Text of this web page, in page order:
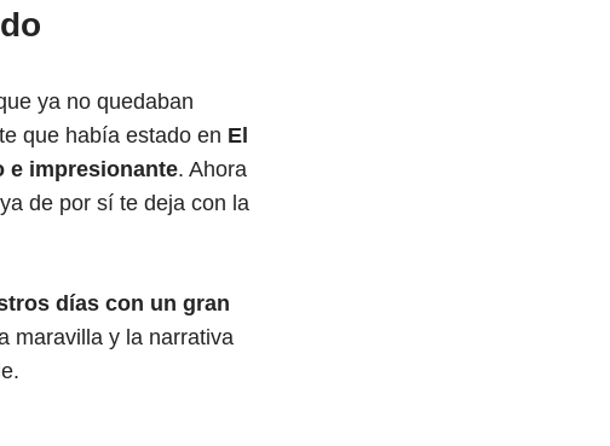
ya no quedaban
que había estado en El
e impresionante. Ahora
de por sí te deja con la
días con un gran
maravilla y la narrativa